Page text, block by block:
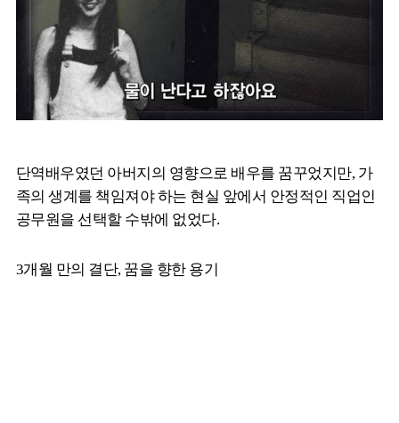
단역배우였던 아버지의 영향으로 배우를 꿈꾸었지만, 가
족의 생계를 책임져야 하는 현실 앞에서 안정적인 직업인
공무원을 선택할 수밖에 없었다.
3개월 만의 결단, 꿈을 향한 용기